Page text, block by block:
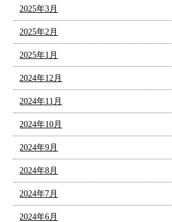
2025年3月
2025年2月
2025年1月
2024年12月
2024年11月
2024年10月
2024年9月
2024年8月
2024年7月
2024年6月